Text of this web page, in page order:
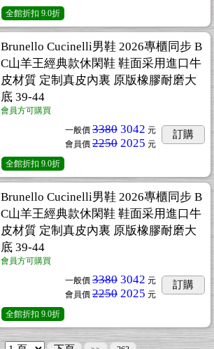
全館折扣 9.0折
Brunello Cucinelli男鞋 2026專櫃同步 B
C山羊王經典款休閑鞋 鞋面采用進口牛
皮材質 定制真皮內裏 原版橡膠耐磨大
底 39-44
會員方可購買
一般價 3380 3042 元
會員價 2250 2025 元
訂購
全館折扣 9.0折
Brunello Cucinelli男鞋 2026專櫃同步 B
C山羊王經典款休閑鞋 鞋面采用進口牛
皮材質 定制真皮內裏 原版橡膠耐磨大
底 39-44
會員方可購買
一般價 3380 3042 元
會員價 2250 2025 元
訂購
全館折扣 9.0折